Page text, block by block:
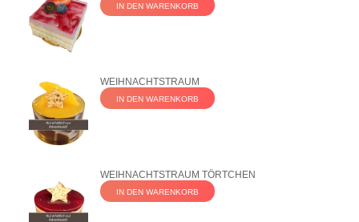
IN DEN WARENKORB
WEIHNACHTSTRAUM
IN DEN WARENKORB
WEIHNACHTSTRAUM TÖRTCHEN
IN DEN WARENKORB